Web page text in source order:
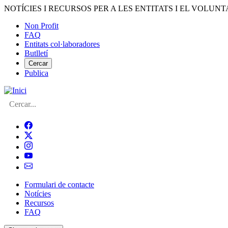
Vés
contingut
NOTÍCIES I RECURSOS PER A LES ENTITATS I EL
Menú
del
compte
d'usuari
Non Profit
FAQ
Entitats col·laboradores
Butlletí
Cercar
Publica
Cerca
Navegació
principal
de
Formulari de contacte
Notícies
Recursos
FAQ